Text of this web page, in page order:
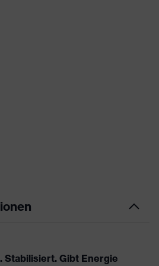
Stabilisiert. Gibt Energie